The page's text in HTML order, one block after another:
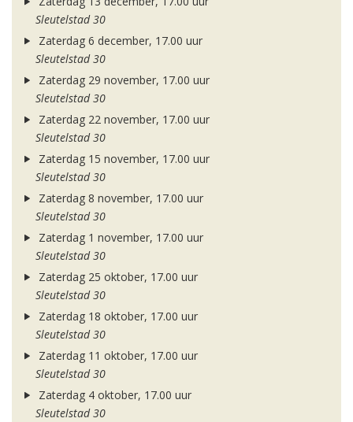
Sleutelstad 30
Zaterdag 6 december, 17.00 uur
Sleutelstad 30
Zaterdag 29 november, 17.00 uur
Sleutelstad 30
Zaterdag 22 november, 17.00 uur
Sleutelstad 30
Zaterdag 15 november, 17.00 uur
Sleutelstad 30
Zaterdag 8 november, 17.00 uur
Sleutelstad 30
Zaterdag 1 november, 17.00 uur
Sleutelstad 30
Zaterdag 25 oktober, 17.00 uur
Sleutelstad 30
Zaterdag 18 oktober, 17.00 uur
Sleutelstad 30
Zaterdag 11 oktober, 17.00 uur
Sleutelstad 30
Zaterdag 4 oktober, 17.00 uur
Sleutelstad 30